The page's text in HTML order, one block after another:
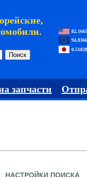
82.1665
94.8366
запчасти
НАСТРОЙКИ ПОИСКА